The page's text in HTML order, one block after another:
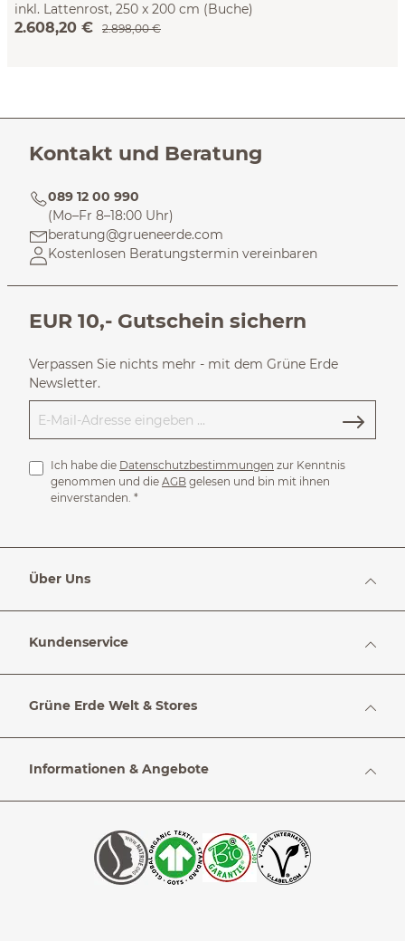
inkl. Lattenrost, 250 x 200 cm (Buche)
2.608,20 € 2.898,00 €
Kontakt und Beratung
089 12 00 990
(Mo–Fr 8–18:00 Uhr)
beratung@grueneerde.com
Kostenlosen Beratungstermin vereinbaren
EUR 10,- Gutschein sichern
Verpassen Sie nichts mehr - mit dem Grüne Erde
Newsletter.
Ich habe die Datenschutzbestimmungen zur Kenntnis
genommen und die AGB gelesen und bin mit ihnen
einverstanden. *
Über Uns
Kundenservice
Grüne Erde Welt & Stores
Informationen & Angebote